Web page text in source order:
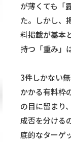
が薄くても「
た。しかし、
料掲載が基本
持つ「重み」
3件しかない
かかる有料枠
の目に留まり
成否を分ける
底的なターゲ